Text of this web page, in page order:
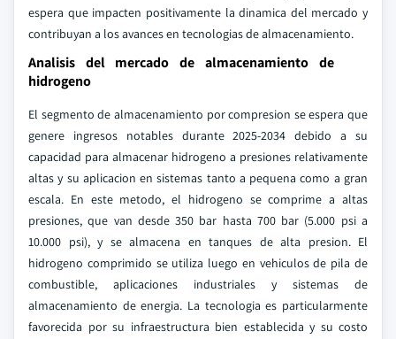
espera que impacten positivamente la dinamica del mercado y
contribuyan a los avances en tecnologias de almacenamiento.
Analisis del mercado de almacenamiento de
hidrogeno
El segmento de almacenamiento por compresion se espera que
genere ingresos notables durante 2025-2034 debido a su
capacidad para almacenar hidrogeno a presiones relativamente
altas y su aplicacion en sistemas tanto a pequena como a gran
escala. En este metodo, el hidrogeno se comprime a altas
presiones, que van desde 350 bar hasta 700 bar (5.000 psi a
10.000 psi), y se almacena en tanques de alta presion. El
hidrogeno comprimido se utiliza luego en vehiculos de pila de
combustible, aplicaciones industriales y sistemas de
almacenamiento de energia. La tecnologia es particularmente
favorecida por su infraestructura bien establecida y su costo